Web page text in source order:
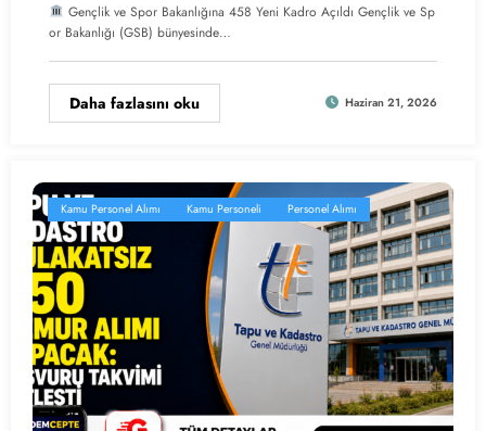
Gençlik ve Spor Bakanlığına 458 Yeni Kadro Açıldı Gençlik ve Sp
or Bakanlığı (GSB) bünyesinde…
Daha fazlasını oku Haziran 21, 2026
Kamu Personel Alımı Kamu Personeli Personel Alımı